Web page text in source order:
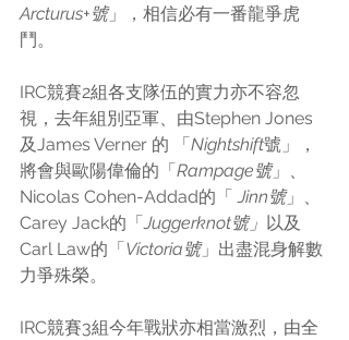
Arcturus+號」，相信必有一番龍爭虎
鬥。
IRC競賽2組各支隊伍的實力亦不容忽
視，去年組別亞軍、由Stephen Jones
及James Verner 的 「 Nightshift號」，
將會與歐陽偉倫的「 Rampage號」、
Nicolas Cohen-Addad的「 Jinn號」、
Carey Jack的「Juggerknot號」 以及
Carl Law的「 Victoria號」出盡混身解數
力爭殊榮。
IRC競賽3組今年戰狀亦相當激烈，由全